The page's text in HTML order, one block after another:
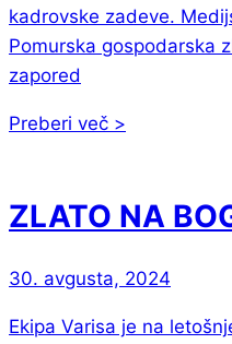
kadrovske zadeve.
Pomurska gospodarska
zapored
Preberi več >
ZLATO NA
30. avgusta, 2024
Ekipa Varisa je na